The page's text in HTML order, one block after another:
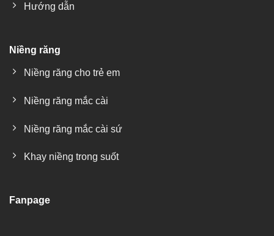
Hướng dẫn
Niềng răng
Niềng răng cho trẻ em
Niềng răng mắc cài
Niềng răng mắc cài sứ
Khay niềng trong suốt
Fanpage